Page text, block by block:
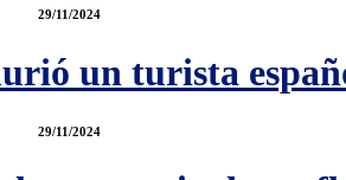
29/11/2024
un turista
29/11/2024